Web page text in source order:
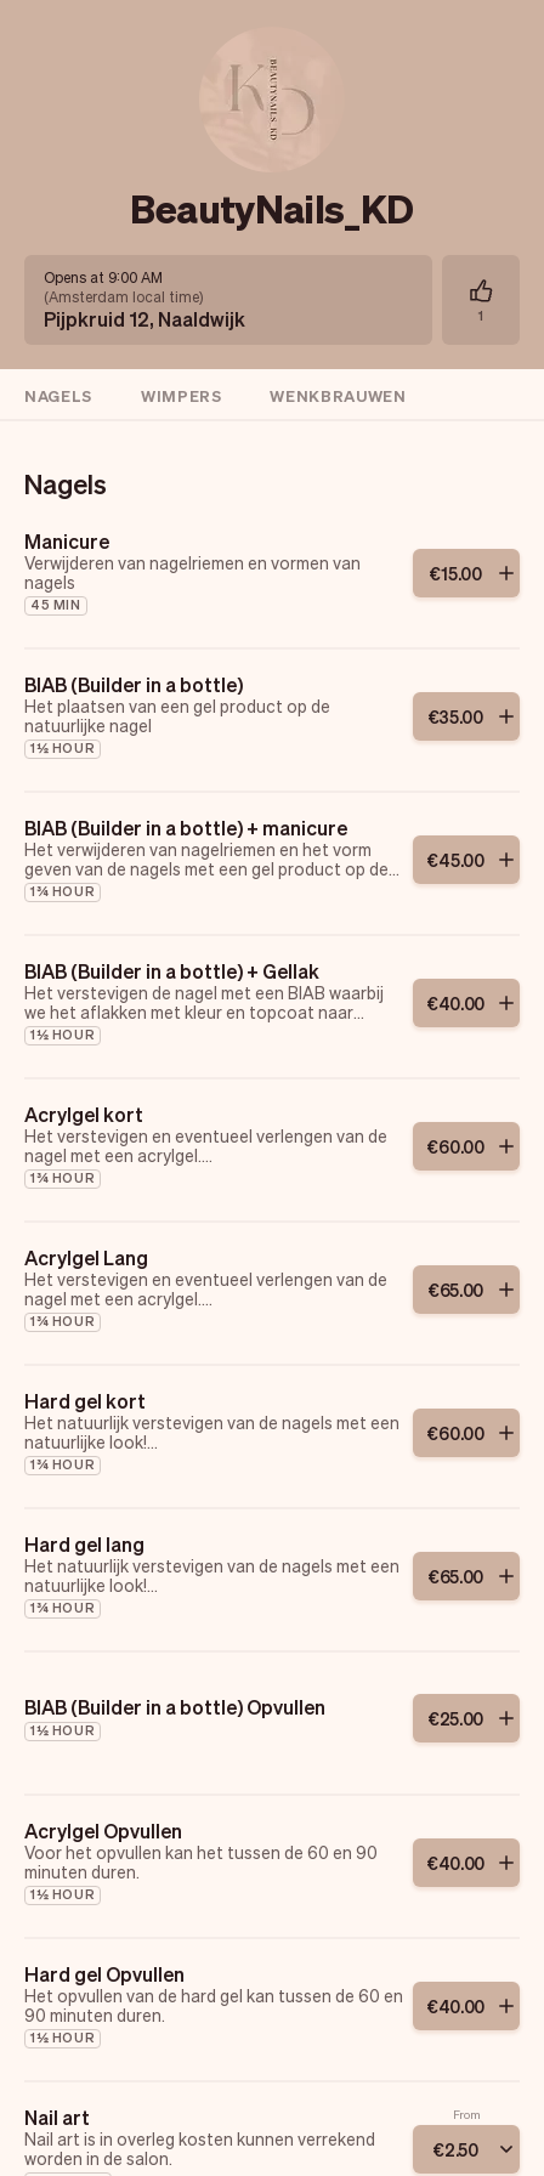
BeautyNails_KD
Opens at 9:00 AM
(Amsterdam local time)
Pijpkruid 12, Naaldwijk 1
NAGELS WIMPERS WENKBRAUWEN
Nagels
Manicure
Verwijderen van nagelriemen en vormen van
nagels
45 MIN
€15.00
BIAB (Builder in a bottle)
Het plaatsen van een gel product op de
natuurlijke nagel
1½ HOUR
€35.00
BIAB (Builder in a bottle) + manicure
Het verwijderen van nagelriemen en het vorm
geven van de nagels met een gel product op de
natuurlijke basis.
1¾ HOUR
€45.00
BIAB (Builder in a bottle) + Gellak
Het verstevigen de nagel met een BIAB waarbij
we het aflakken met kleur en topcoat naar
keuze.
Prijs is inclusief e-manicure.
1½ HOUR
€40.00
Acrylgel kort
Het verstevigen en eventueel verlengen van de
nagel met een acrylgel.
Het aflakken kan gedaan worden met kleur en
topcoat.
1¾ HOUR
€60.00
Acrylgel Lang
Het verstevigen en eventueel verlengen van de
nagel met een acrylgel.
Het aflakken kan gedaan worden met kleur en
topcoat.
1¾ HOUR
€65.00
Hard gel kort
Het natuurlijk verstevigen van de nagels met een
natuurlijke look!
Het kan eventueel ook verlengt worden doordat
het een stevig product is. Het aflakken kan
Prijs is inclusief e-manicure.
1¾ HOUR
€60.00
Hard gel lang
Het natuurlijk verstevigen van de nagels met een
natuurlijke look!
Het kan eventueel ook verlengt worden doordat
het een stevig product is. Het aflakken kan
1¾ HOUR
€65.00
BIAB (Builder in a bottle) Opvullen
1½ HOUR
€25.00
Acrylgel Opvullen
Voor het opvullen kan het tussen de 60 en 90
minuten duren.
1½ HOUR
€40.00
Hard gel Opvullen
Het opvullen van de hard gel kan tussen de 60 en
90 minuten duren.
1½ HOUR
€40.00
Nail art
Nail art is in overleg kosten kunnen verrekend
worden in de salon.
From
€2.50